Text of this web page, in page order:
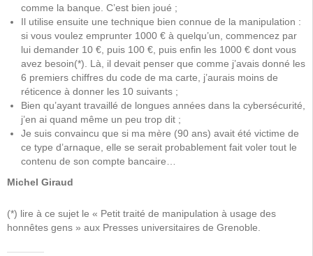
comme la banque. C’est bien joué ;
Il utilise ensuite une technique bien connue de la manipulation :
si vous voulez emprunter 1000 € à quelqu’un, commencez par
lui demander 10 €, puis 100 €, puis enfin les 1000 € dont vous
avez besoin(*). Là, il devait penser que comme j’avais donné les
6 premiers chiffres du code de ma carte, j’aurais moins de
réticence à donner les 10 suivants ;
Bien qu’ayant travaillé de longues années dans la cybersécurité,
j’en ai quand même un peu trop dit ;
Je suis convaincu que si ma mère (90 ans) avait été victime de
ce type d’arnaque, elle se serait probablement fait voler tout le
contenu de son compte bancaire…
Michel Giraud
(*) lire à ce sujet le « Petit traité de manipulation à usage des
honnêtes gens » aux Presses universitaires de Grenoble.